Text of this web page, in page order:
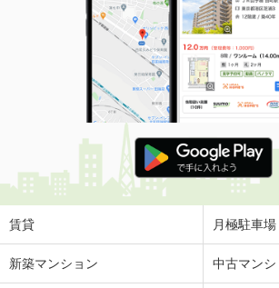
価 格
2億4,500万円
住 所
福岡県福岡市早良区
専有面積 100.08m²
間取り
4LDK
福岡県福岡市博多区那珂４丁目
価 格
3,360万円
住 所
福岡県福岡市博多区
専有面積
福岡県福岡市東区二又瀬新町
賃貸 月極駐車場
新築マンション 中古マンシ